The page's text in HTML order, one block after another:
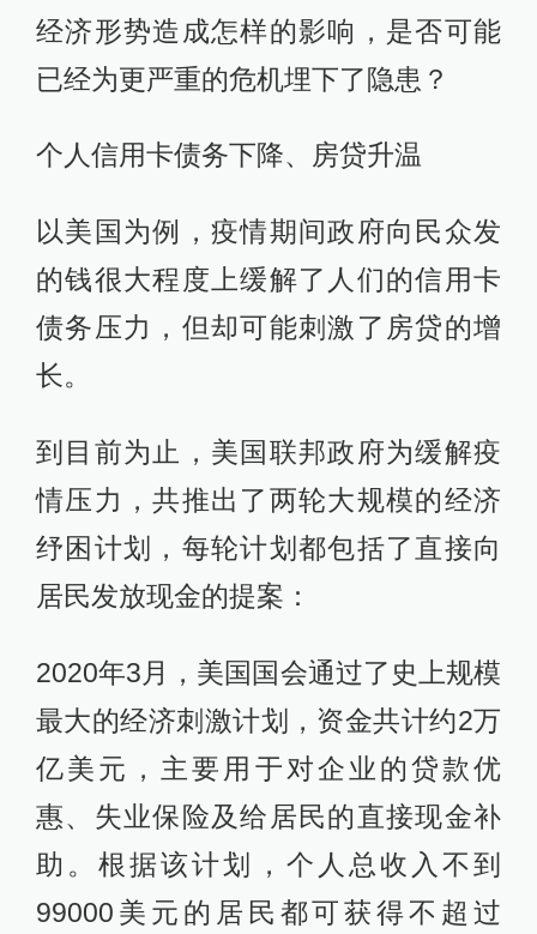
经济形势造成怎样的影响，是否可能
已经为更严重的危机埋下了隐患？
个人信用卡债务下降、房贷升温
以美国为例，疫情期间政府向民众发
的钱很大程度上缓解了人们的信用卡
债务压力，但却可能刺激了房贷的增
长。
到目前为止，美国联邦政府为缓解疫
情压力，共推出了两轮大规模的经济
纾困计划，每轮计划都包括了直接向
居民发放现金的提案：
2020年3月，美国国会通过了史上规模
最大的经济刺激计划，资金共计约2万
亿美元，主要用于对企业的贷款优
惠、失业保险及给居民的直接现金补
助。根据该计划，个人总收入不到
99000美元的居民都可获得不超过